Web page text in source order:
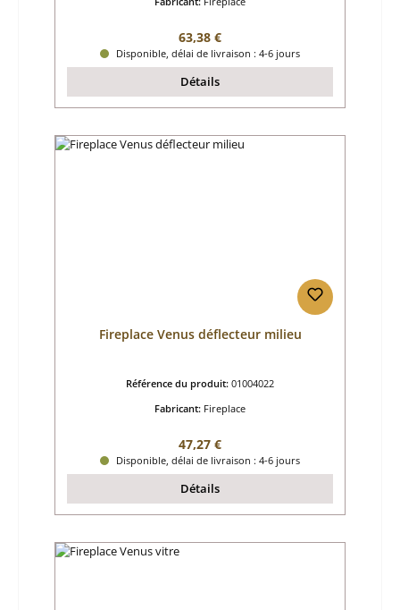
Prix régulier :
63,38 €
Disponible, délai de livraison : 4-6 jours
Détails
Fireplace Venus déflecteur milieu
Référence du produit: 01004022
Fabricant: Fireplace
Prix régulier :
47,27 €
Disponible, délai de livraison : 4-6 jours
Détails